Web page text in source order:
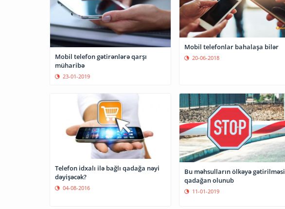
Mobil telefon gətirənlərə qarşı
müharibə
23-01-2019
Mobil telefonlar bahalaşa bilər
20-06-2018
Telefon idxalı ilə bağlı qadağa nəyi
dəyişəcək?
04-08-2016
Bu məhsulların ölkəyə gətirilməsi
qadağan olunub
11-01-2019